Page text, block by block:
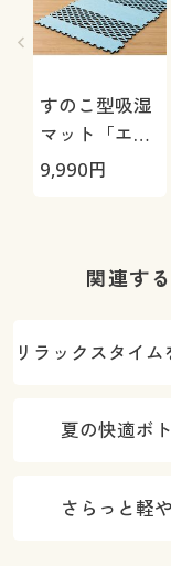
すのこ型吸湿
マット「エア
ージョブ®」
9,990円
関連す
リラックスタイム
夏の快適ボ
さらっと軽